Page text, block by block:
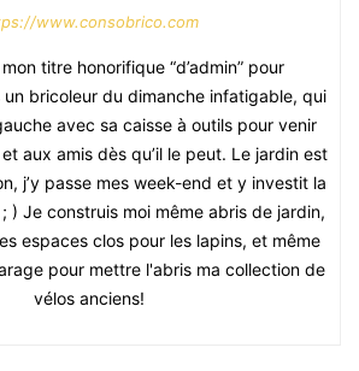
www.consobrico.com
titre honorifique “d’admin” pour
un bricoleur du dimanche infatigable, qui
avec sa caisse à outils pour venir
aux amis dès qu’il le peut. Le jardin est
j’y passe mes week-end et y investit la
) Je construis moi même abris de jardin,
espaces clos pour les lapins, et même
pour mettre l'abris ma collection de
vélos anciens!